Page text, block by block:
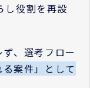
し役割を再設
、選考フロー
る案件」として